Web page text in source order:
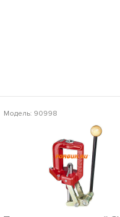
Модель: 90998